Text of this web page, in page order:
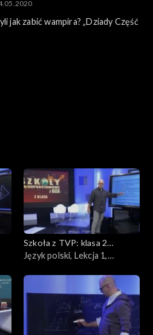
jak zabić wampira? „Dziady Część
Szkoła z TVP: klasa 2
ponadpodstawowa
Język polski, Lekcja 1,